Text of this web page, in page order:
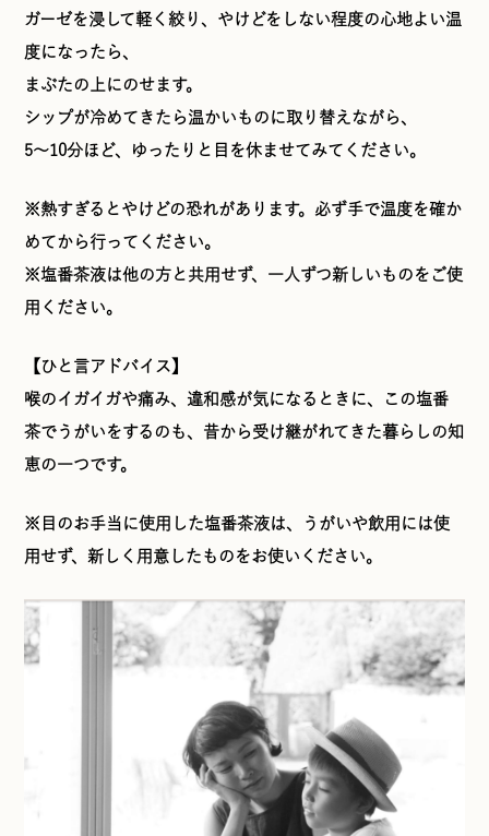
ガーゼを浸して軽く絞り、やけどをしない程度の心地よい温
度になったら、
まぶたの上にのせます。
シップが冷めてきたら温かいものに取り替えながら、
5〜10分ほど、ゆったりと目を休ませてみてください。
※熱すぎるとやけどの恐れがあります。必ず手で温度を確か
めてから行ってください。
※塩番茶液は他の方と共用せず、一人ずつ新しいものをご使
用ください。
【ひと言アドバイス】
喉のイガイガや痛み、違和感が気になるときに、この塩番
茶でうがいをするのも、昔から受け継がれてきた暮らしの知
恵の一つです。
※目のお手当に使用した塩番茶液は、うがいや飲用には使
用せず、新しく用意したものをお使いください。